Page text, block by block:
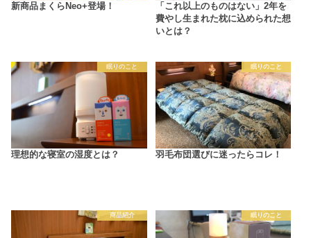
新商品まくらNeo+登場！
「これ以上のものはない」2年を
費やし生まれた枕に込められた想
いとは？
眠りのこと
理想的な寝室の湿度とは？
眠りのこと
羽毛布団選びに迷ったらコレ！
商品紹介 眠りのこと